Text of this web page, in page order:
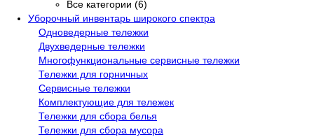
Все категории (6)
Уборочный инвентарь широкого спектра
Одноведерные тележки
Двухведерные тележки
Многофункциональные сервисные тележки
Тележки для горничных
Сервисные тележки
Комплектующие для тележек
Тележки для сбора белья
Тележки для сбора мусора